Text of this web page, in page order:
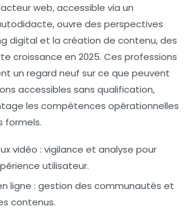
web, accessible via un
ouvre des perspectives
digital et la création de contenu, des
croissance en 2025. Ces professions
un regard neuf sur ce que peuvent
accessibles sans qualification,
les compétences opérationnelles
formels.
vidéo : vigilance et analyse pour
utilisateur.
ligne : gestion des communautés et
contenus.